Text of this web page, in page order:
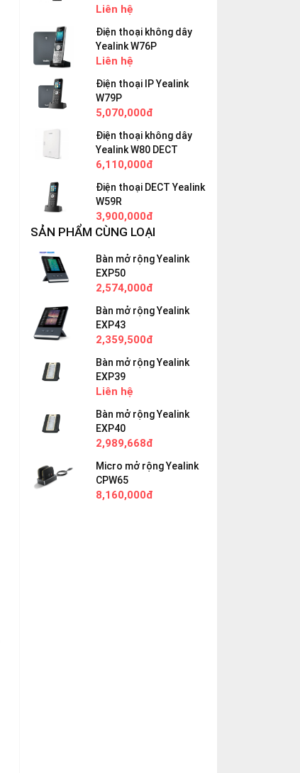
Liên hệ
Điện thoại không dây
Yealink W76P
Liên hệ
Điện thoại IP Yealink
W79P
5,070,000đ
Điện thoại không dây
Yealink W80 DECT
6,110,000đ
Điện thoại DECT Yealink
W59R
3,900,000đ
SẢN PHẨM CÙNG LOẠI
Bàn mở rộng Yealink
EXP50
2,574,000đ
Bàn mở rộng Yealink
EXP43
2,359,500đ
Bàn mở rộng Yealink
EXP39
Liên hệ
Bàn mở rộng Yealink
EXP40
2,989,668đ
Micro mở rộng Yealink
CPW65
8,160,000đ